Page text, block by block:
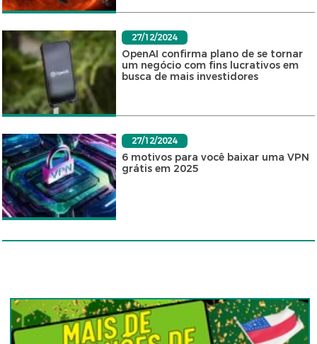
27/12/2024
OpenAI confirma plano de se tornar
um negócio com fins lucrativos em
busca de mais investidores
27/12/2024
6 motivos para você baixar uma VPN
grátis em 2025